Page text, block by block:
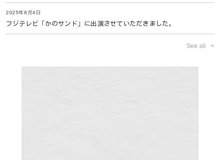
2025年8月4日
フジテレビ「かのサンド」に出演させていただきました。
See all